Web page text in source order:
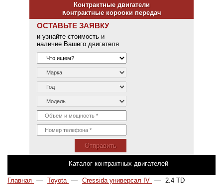
Контрактные двигатели
Контрактные коробки передач
ОСТАВЬТЕ ЗАЯВКУ
и узнайте стоимость и
наличие Вашего двигателя
Отправить
Каталог контрактных двигателей
Главная — Toyota — Cressida универсал IV — 2.4 TD